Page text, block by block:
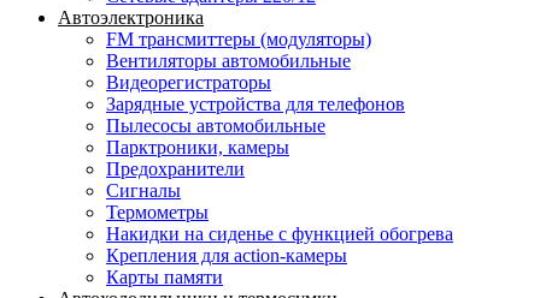
Автоэлектроника
FM трансмиттеры (модуляторы)
Вентиляторы автомобильные
Видеорегистраторы
Зарядные устройства для телефонов
Пылесосы автомобильные
Парктроники, камеры
Предохранители
Сигналы
Термометры
Накидки на сиденье с функцией обогрева
Крепления для action-камеры
Карты памяти